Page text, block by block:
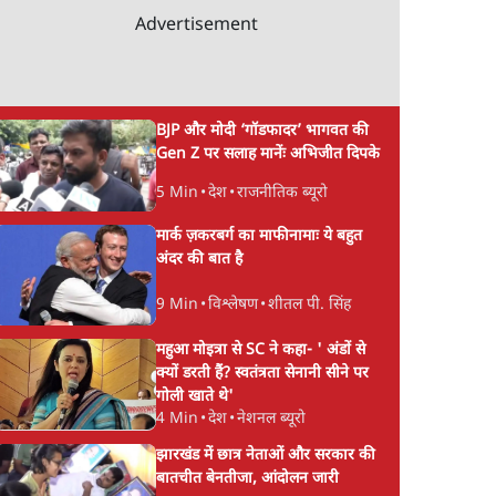
Advertisement
BJP और मोदी ‘गॉडफादर’ भागवत की
Gen Z पर सलाह मानेंः अभिजीत दिपके
5 Min •देश•राजनीतिक ब्यूरो
मार्क ज़करबर्ग का माफीनामाः ये बहुत
अंदर की बात है
9 Min •विश्लेषण•शीतल पी. सिंह
महुआ मोइत्रा से SC ने कहा- ' अंडों से
क्यों डरती हैं? स्वतंत्रता सेनानी सीने पर
गोली खाते थे'
4 Min •देश•नेशनल ब्यूरो
झारखंड में छात्र नेताओं और सरकार की
बातचीत बेनतीजा, आंदोलन जारी